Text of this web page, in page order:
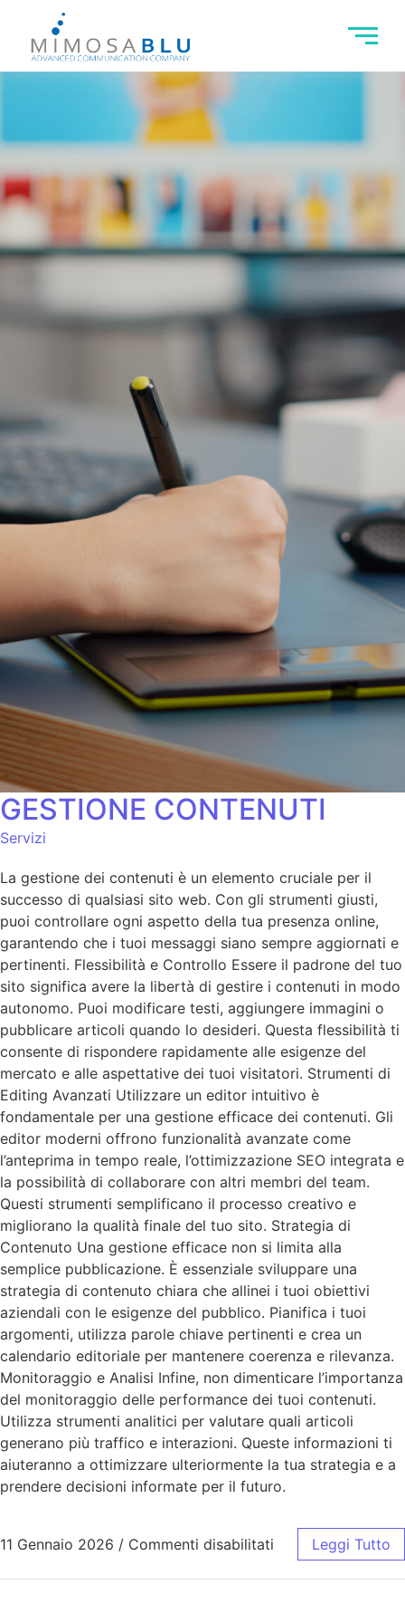
GESTIONE CONTENUTI
Servizi
La gestione dei contenuti è un elemento cruciale per il
successo di qualsiasi sito web. Con gli strumenti giusti,
puoi controllare ogni aspetto della tua presenza online,
garantendo che i tuoi messaggi siano sempre aggiornati e
pertinenti. Flessibilità e Controllo Essere il padrone del tuo
sito significa avere la libertà di gestire i contenuti in modo
autonomo. Puoi modificare testi, aggiungere immagini o
pubblicare articoli quando lo desideri. Questa flessibilità ti
consente di rispondere rapidamente alle esigenze del
mercato e alle aspettative dei tuoi visitatori. Strumenti di
Editing Avanzati Utilizzare un editor intuitivo è
fondamentale per una gestione efficace dei contenuti. Gli
editor moderni offrono funzionalità avanzate come
l’anteprima in tempo reale, l’ottimizzazione SEO integrata e
la possibilità di collaborare con altri membri del team.
Questi strumenti semplificano il processo creativo e
migliorano la qualità finale del tuo sito. Strategia di
Contenuto Una gestione efficace non si limita alla
semplice pubblicazione. È essenziale sviluppare una
strategia di contenuto chiara che allinei i tuoi obiettivi
aziendali con le esigenze del pubblico. Pianifica i tuoi
argomenti, utilizza parole chiave pertinenti e crea un
calendario editoriale per mantenere coerenza e rilevanza.
Monitoraggio e Analisi Infine, non dimenticare l’importanza
del monitoraggio delle performance dei tuoi contenuti.
Utilizza strumenti analitici per valutare quali articoli
generano più traffico e interazioni. Queste informazioni ti
aiuteranno a ottimizzare ulteriormente la tua strategia e a
prendere decisioni informate per il futuro.
11 Gennaio 2026 / Commenti disabilitati Leggi Tutto